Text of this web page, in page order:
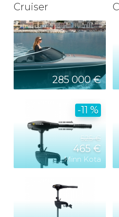
Cruiser
285 000 €
525 €
465 €
Minn Kota
-11 %